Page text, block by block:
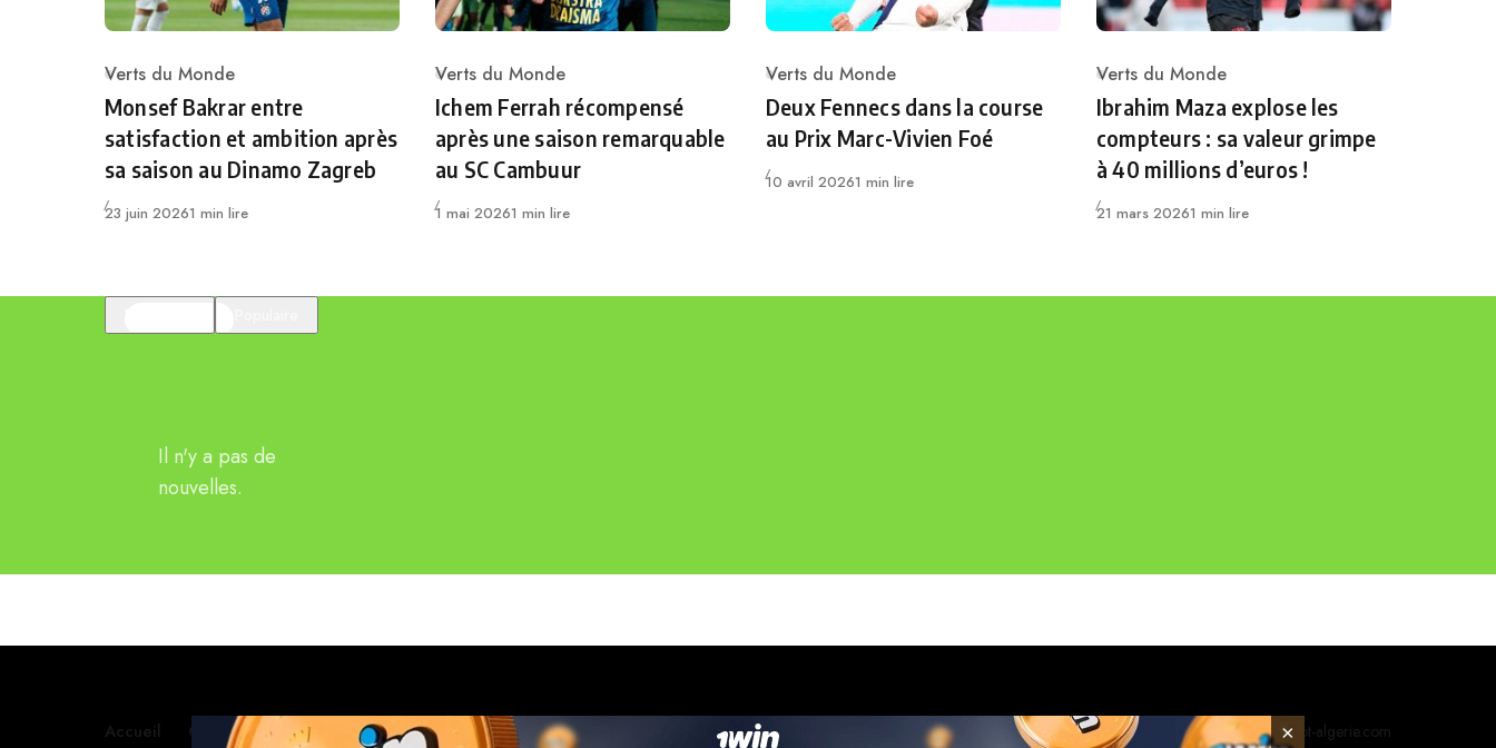
Category
Verts du Monde
Monsef Bakrar entre
satisfaction et ambition après
sa saison au Dinamo Zagreb
Publié
23 juin 20261 min lire
Category
Verts du Monde
Ichem Ferrah récompensé
après une saison remarquable
au SC Cambuur
Publié
1 mai 20261 min lire
Category
Verts du Monde
Deux Fennecs dans la course
au Prix Marc-Vivien Foé
Publié
10 avril 20261 min lire
Category
Verts du Monde
Ibrahim Maza explose les
compteurs : sa valeur grimpe
à 40 millions d’euros !
Publié
21 mars 20261 min lire
Il n'y a pas de
nouvelles.
Accueil Contactez-nous © 2026 foot-algerie.com
×